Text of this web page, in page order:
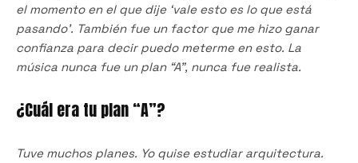
el momento en el que dije ‘vale esto es lo que está
pasando’. También fue un factor que me hizo ganar
confianza para decir puedo meterme en esto. La
música nunca fue un plan “A”, nunca fue realista.
¿Cuál era tu plan “A”?
Tuve muchos planes. Yo quise estudiar arquitectura.